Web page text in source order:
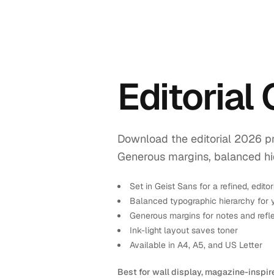
Editorial
Download the editorial 2026
Generous margins, balanced
Set in Geist Sans for a refined,
Balanced typographic hierarchy for
Generous margins for notes and
Ink-light layout saves toner
Available in A4, A5, and US Letter
Best for wall display, magazine-